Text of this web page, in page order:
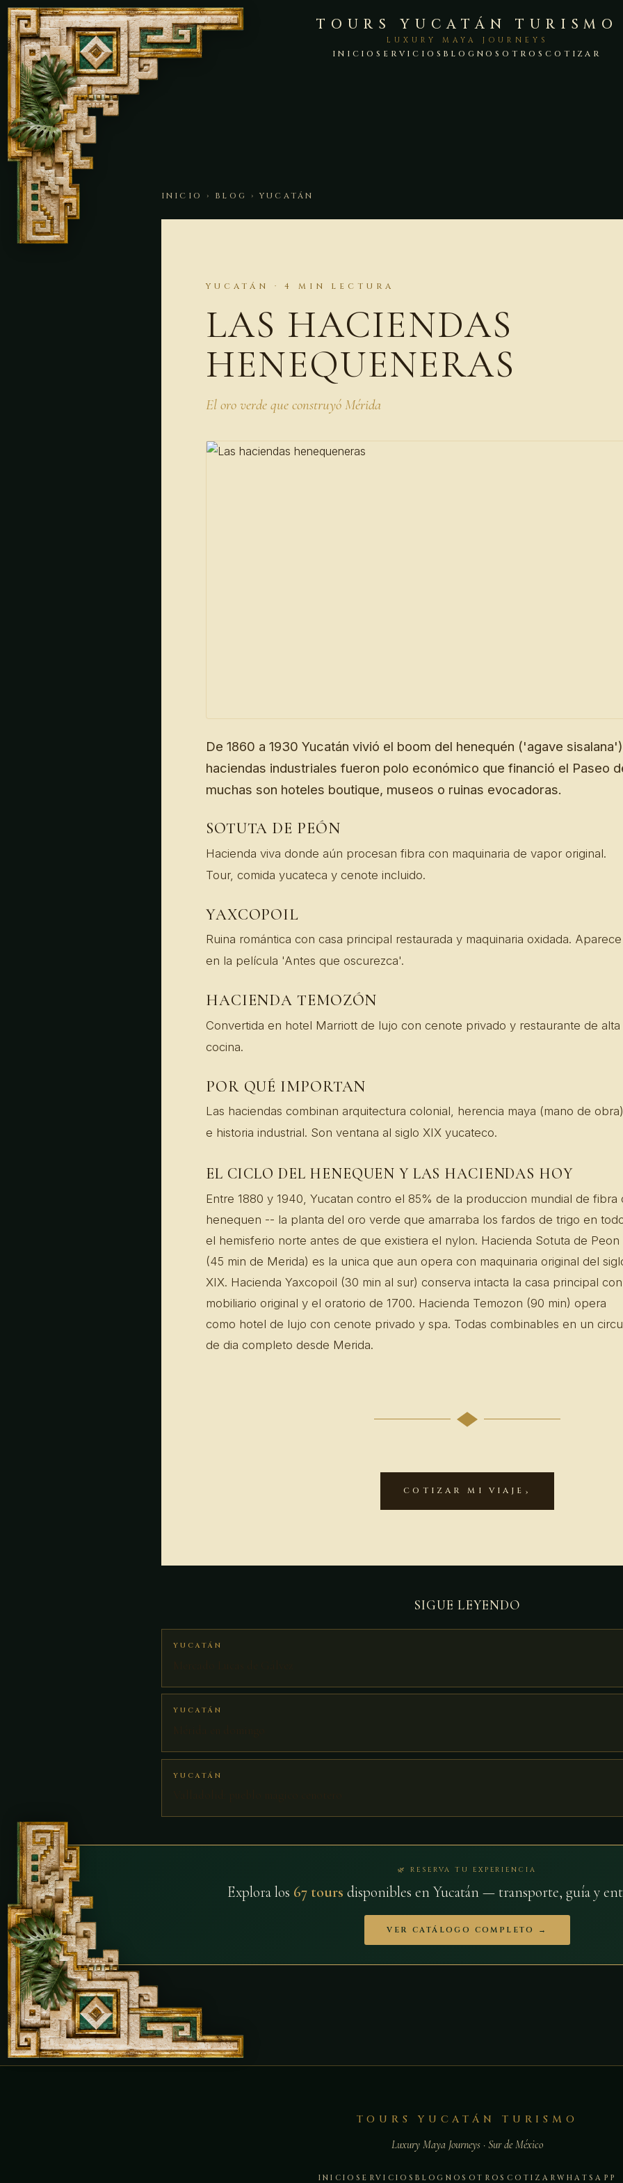
TOURS YUCATÁN TURISMO
LUXURY MAYA JOURNEYS
INICIOSERVICIOS BLOG NOSOTROS COTIZAR
INICIO › BLOG › YUCATÁN
YUCATÁN · 4 MIN LECTURA
LAS HACIENDAS
HENEQUENERAS
El oro verde que construyó Mérida
De 1860 a 1930 Yucatán vivió el boom del henequén ('agave
haciendas industriales fueron polo económico que financió el Paseo
muchas son hoteles boutique, museos o ruinas evocadoras.
SOTUTA DE PEÓN
Hacienda viva donde aún procesan fibra con maquinaria de vapor original.
Tour, comida yucateca y cenote incluido.
YAXCOPOIL
Ruina romántica con casa principal restaurada y maquinaria oxidada. Aparece
en la película 'Antes que oscurezca'.
HACIENDA TEMOZÓN
Convertida en hotel Marriott de lujo con cenote privado y restaurante de alta
cocina.
POR QUÉ IMPORTAN
Las haciendas combinan arquitectura colonial, herencia maya (mano de
e historia industrial. Son ventana al siglo XIX yucateco.
EL CICLO DEL HENEQUEN Y LAS HACIENDAS HOY
Entre 1880 y 1940, Yucatan contro el 85% de la produccion mundial de fibra
henequen -- la planta del oro verde que amarraba los fardos de trigo en
el hemisferio norte antes de que existiera el nylon. Hacienda Sotuta de Peon
(45 min de Merida) es la unica que aun opera con maquinaria original del
XIX. Hacienda Yaxcopoil (30 min al sur) conserva intacta la casa principal con
mobiliario original y el oratorio de 1700. Hacienda Temozon (90 min) opera
como hotel de lujo con cenote privado y spa. Todas combinables en un
de dia completo desde Merida.
COTIZAR MI VIAJE
SIGUE LEYENDO
YUCATÁN
YUCATÁN
YUCATÁN
🌿 RESERVA TU EXPERIENCIA
Explora los 67 tours disponibles en Yucatán — transporte, guía y
VER CATÁLOGO COMPLETO →
TOURS YUCATÁN TURISMO
Luxury Maya Journeys · Sur de México
INICIO SERVICIOSBLOG NOSOTROS COTIZARWHATSAPP